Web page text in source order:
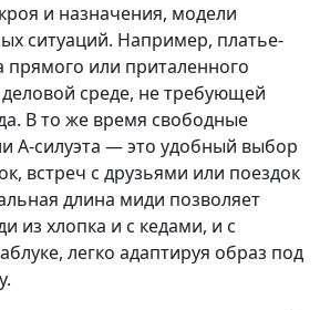
и назначения, модели
ситуаций. Например, платье-
прямого или приталенного
деловой среде, не требующей
В то же время свободные
А-силуэта — это удобный выбор
встреч с друзьями или поездок
длина миди позволяет
из хлопка и с кедами, и с
легко адаптируя образ под